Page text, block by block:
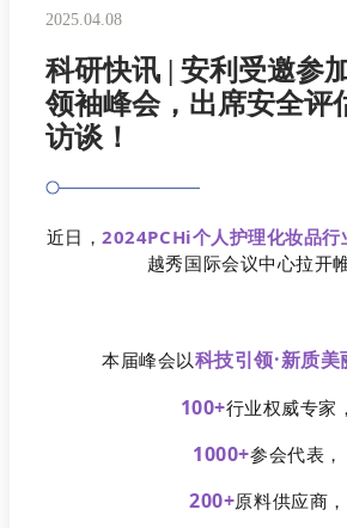
2025.04.08
科研快讯 | 安利受邀参
领袖峰会，出席安全评
访谈！
近日，2024PCHi个人护理化妆品行
越秀国际会议中心拉开
本届峰会以科技引领·新质美
100+行业权威专家，
1000+参会代表，
200+原料供应商，